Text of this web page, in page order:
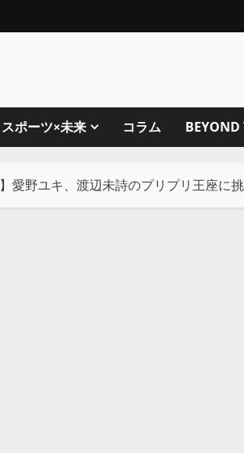
スポーツ×未来 コラム BEYOND
】愛野ユキ、渡辺未詩のプリプリ王座に